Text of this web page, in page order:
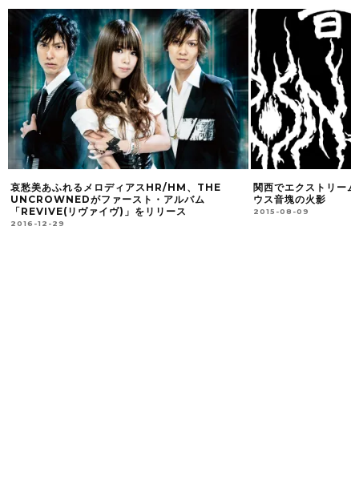
哀愁美あふれるメロディアスHR/HM、THE
UNCROWNEDがファースト・アルバム
「REVIVE(リヴァイヴ)」をリリース
2016-12-29
関西でエクストリー
ウス音塊の火影
2015-08-09